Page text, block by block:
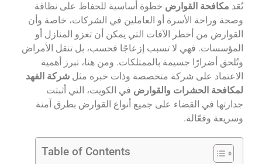
تُعَد مكافحة القوارض خطوة أساسية للحفاظ على نظافة
وصحة وراحة الأسرة أو العاملين في الشركات، خاصة وأن
القوارض من أخطر الآفات التي يمكن أن تغزو المنازل أو
المؤسسات. فهي لا تسبب إزعاجًا فحسب، بل تنقل الأمراض
وتُلحق أضرارًا جسيمة بالممتلكات. ومن هنا، تبرز أهمية
الاعتماد على شركة متخصصة وذات خبرة مثلشركة الفهد
لمكافحة الحشرات والقوارض في الكويت، التي أثبتت
جدارتها في القضاء على جميع أنواع القوارض بطرق آمنة
وسريعة وفعّالة.
Table of Contents